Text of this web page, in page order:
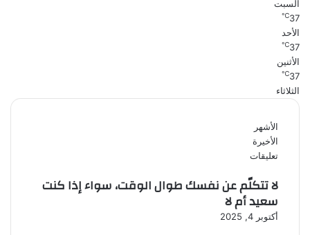
السبت
37
℃
الأحد
37
℃
الأثنين
37
℃
الثلاثاء
الأشهر
الأخيرة
تعليقات
لا تتكلّم عن نفسك طوال الوقت، سواء إذا كنت
سعيد أم لا
أكتوبر 4, 2025